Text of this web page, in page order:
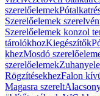
szerelőelemek
Szerelőelemek
Szerelőelemek konzol
tárolókhozKiegészítők
khezMosdó
szerelőelemek
RögzítésekhezFalon
Magasra szerelt